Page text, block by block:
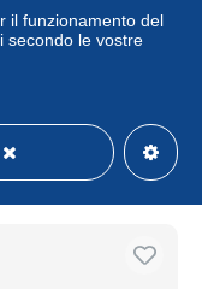
1992) : Revell
On, Dinky Toys,
Residenziale
il funzionamento del
secondo le vostre